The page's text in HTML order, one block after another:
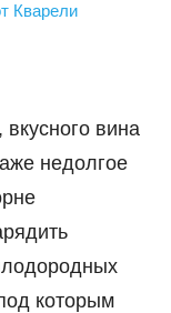
Кварели
вина
недолгое
которым